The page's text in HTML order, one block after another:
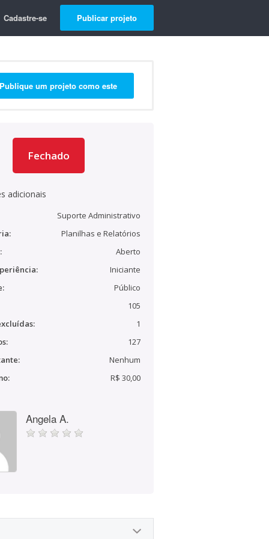
Cadastre-se Publicar projeto
Publique um projeto como este
Fechado
adicionais
Suporte Administrativo
Planilhas e Relatórios
Aberto
Iniciante
Público
105
1
127
Nenhum
R$ 30,00
Angela A.